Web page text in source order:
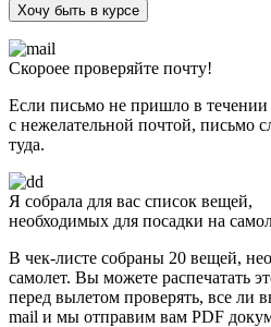
Хочу быть в курсе
Скороее проверяйте почту!
Если письмо не пришло в течении
с нежелательной почтой, письмо
туда.
Я собрала для вас список вещей,
необходимых для посадки на
В чек-листе собраны 20 вещей,
самолет. Вы можете распечатать
перед вылетом проверять, все ли
mail и мы отправим вам PDF